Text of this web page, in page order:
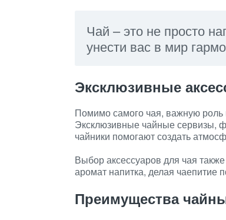
Чай – это не просто
унести вас в мир
Эксклюзивные
Помимо самого чая, важную роль
Эксклюзивные чайные сервизы,
чайники помогают создать
Выбор аксессуаров для чая
аромат напитка, делая
Преимущества